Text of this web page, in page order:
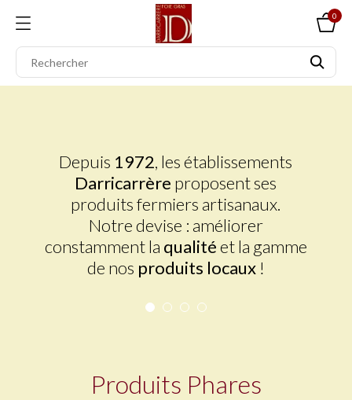
0
Depuis 1972, les établissements
Darricarrère proposent ses
produits fermiers artisanaux.
Notre devise : améliorer
constamment la qualitéet la gamme
de nos produits locaux!
Produits Phares